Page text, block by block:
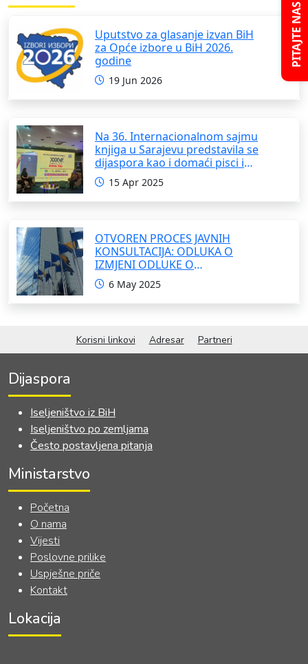
PITAJTE NAS
Uputstvo za glasanje izvan BiH
za Opće izbore u BiH 2026.
godine
19 Jun 2026
Na 36. Internacionalnom sajmu
knjiga u Sarajevu predstavila se
dijaspora kao i domaći pisci i
umjetnici
15 Apr 2025
OTVOREN PROCES JAVNIH
KONSULTACIJA: ODLUKA O
IZMJENI ODLUKE O
FORMIRANJU INTERRESORNE
RADNE GRUPE ZA IZRADU
OKVIRNOG ZAKONA O
HERCEGOVINE
6 May 2025
Korisni linkovi Adresar Partneri
Dijaspora
Iseljeništvo iz BiH
Iseljeništvo po zemljama
Često postavljena pitanja
Ministarstvo
Početna
O nama
Vijesti
Poslovne prilike
Uspješne priče
Kontakt
Lokacija